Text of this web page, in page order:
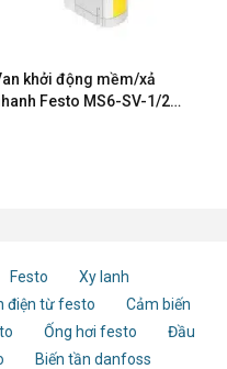
khởi động mềm/xả
Festo MS6-SV-1/2-
Festo
Xy lanh
điện từ festo
Cảm biến
Ống hơi festo
Đầu
Biến tần danfoss